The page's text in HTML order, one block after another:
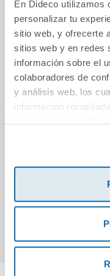
En Dideco utilizamos
personalizar tu
sitio web, y ofrecerte
sitios web y en redes
información sobre el
colaboradores de
y análisis web, los
información
superestrellas